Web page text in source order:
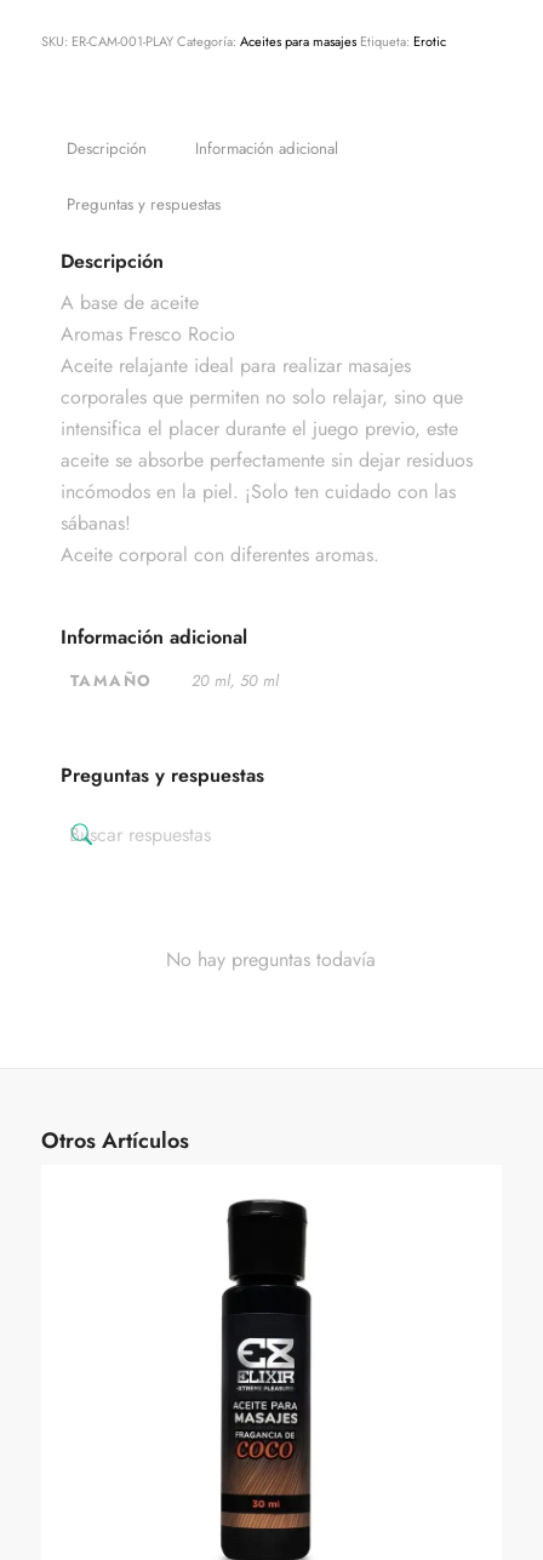
SKU: ER-CAM-001-PLAY Categoría: Aceites para masajes Etiqueta: Erotic
Descripción Información adicional
Preguntas y respuestas
Descripción
A base de aceite
Aromas Fresco Rocio
Aceite relajante ideal para realizar masajes
corporales que permiten no solo relajar, sino que
intensifica el placer durante el juego previo, este
aceite se absorbe perfectamente sin dejar residuos
incómodos en la piel. ¡Solo ten cuidado con las
sábanas!
Aceite corporal con diferentes aromas.
Información adicional
TAMAÑO 20 ml, 50 ml
Preguntas y respuestas
No hay preguntas todavía
Otros Artículos